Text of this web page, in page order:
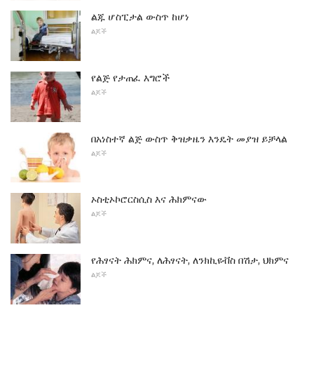
ልጁ ሆስፒታል ውስጥ ከሆነ
ልጆች
የልጅ የታጠፈ እግሮች
ልጆች
በአነስተኛ ልጅ ውስጥ ቅዝቃዜን እንዴት መያዝ ይቻላል
ልጆች
ኦስቲኦኮሮርስሲስ እና ሕክምናው
ልጆች
የሕፃናት ሕክምና, ለሕፃናት, ለንክኪዩቭስ በሽታ, ህክምና
ልጆች